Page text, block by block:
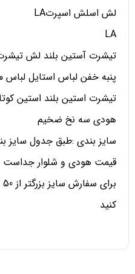
لش اسلش اسپرتLA
LA
تیشرت آستین بلند لش
پنبه خفن لباس استایل
تیشرت استین بلند استین
هودی سه نخ ضخیم
سایز بندی :طبق جدول سایز
قیمت هودی و شلوار جداست
کنید